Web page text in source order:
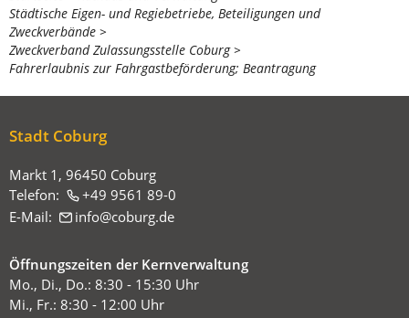
befinden
sich
hier:
Städtische Eigen- und Regiebetriebe, Beteiligungen und
Zweckverbände
Zweckverband Zulassungsstelle Coburg
Fahrerlaubnis zur Fahrgastbeförderung; Beantragung
Stadt Coburg
Markt 1, 96450 Coburg
Telefon:
+49 9561 89-0
E-Mail:
info coburg de
Öffnungszeiten der Kernverwaltung
Mo., Di., Do.: 8:30 - 15:30 Uhr
Mi., Fr.: 8:30 - 12:00 Uhr